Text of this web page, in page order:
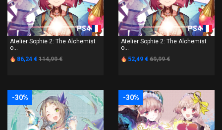
PS4
Atelier Sophie 2: The Alchemist
o...
86,24 € 114,99 €
PS4
Atelier Sophie 2: The Alchemist
o...
52,49 € 69,99 €
-30% -30%